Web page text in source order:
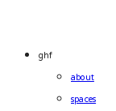
ghf
about
spaces